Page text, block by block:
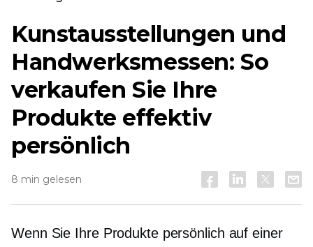
Kunstausstellungen und
Handwerksmessen: So
verkaufen Sie Ihre
Produkte effektiv
persönlich
8 min gelesen
Wenn Sie Ihre Produkte persönlich auf einer